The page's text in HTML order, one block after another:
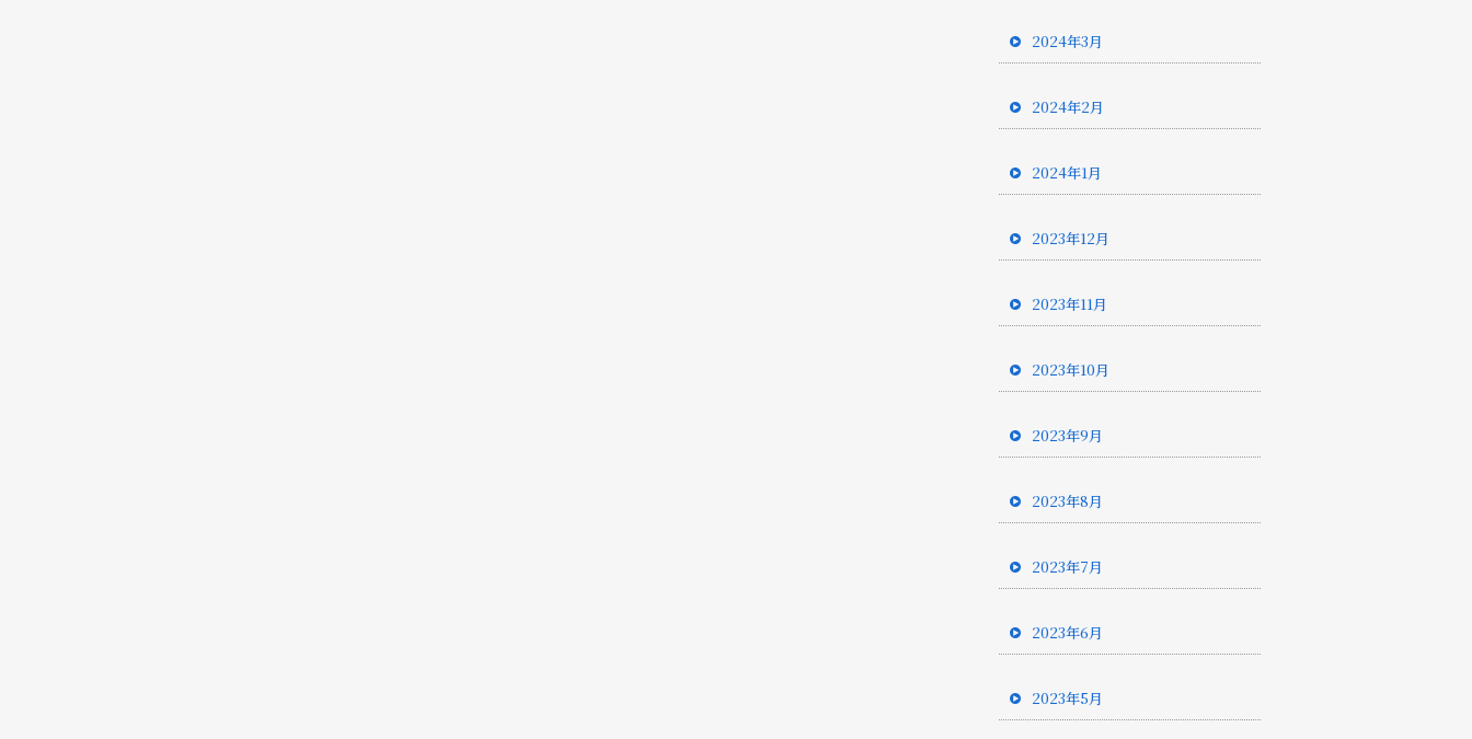
2024年3月
2024年2月
2024年1月
2023年12月
2023年11月
2023年10月
2023年9月
2023年8月
2023年7月
2023年6月
2023年5月